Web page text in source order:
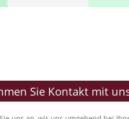
Sie Kontakt mit